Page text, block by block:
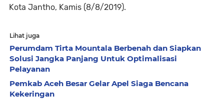
Kota Jantho, Kamis (8/8/2019).
Lihat juga
Perumdam Tirta Mountala Berbenah dan Siapkan
Solusi Jangka Panjang Untuk Optimalisasi
Pelayanan
Pemkab Aceh Besar Gelar Apel Siaga Bencana
Kekeringan